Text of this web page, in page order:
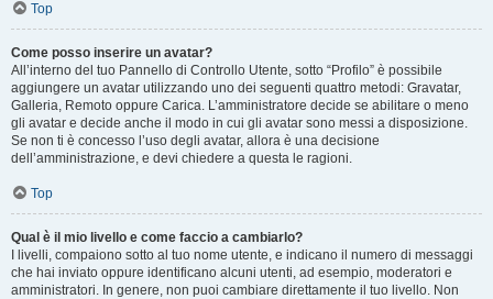
Top
Come posso inserire un avatar?
All’interno del tuo Pannello di Controllo Utente, sotto “Profilo” è possibile
aggiungere un avatar utilizzando uno dei seguenti quattro metodi: Gravatar,
Galleria, Remoto oppure Carica. L’amministratore decide se abilitare o meno
gli avatar e decide anche il modo in cui gli avatar sono messi a disposizione.
Se non ti è concesso l’uso degli avatar, allora è una decisione
dell’amministrazione, e devi chiedere a questa le ragioni.
Top
Qual è il mio livello e come faccio a cambiarlo?
I livelli, compaiono sotto al tuo nome utente, e indicano il numero di messaggi
che hai inviato oppure identificano alcuni utenti, ad esempio, moderatori e
amministratori. In genere, non puoi cambiare direttamente il tuo livello. Non